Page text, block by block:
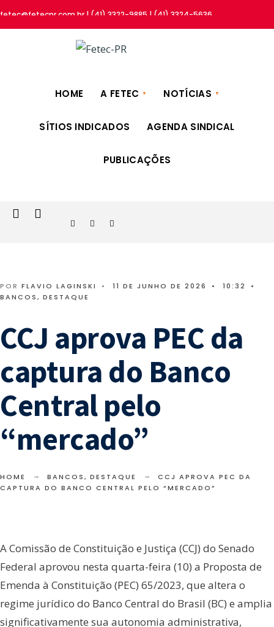
fetec@fetecpr.com.br | (41) 3322-9885 | (41) 3324-5636
HOME A FETEC NOTÍCIAS
SÍTIOS INDICADOS AGENDA SINDICAL
PUBLICAÇÕES
POR FLAVIO LAGINSKI • 11 DE JUNHO DE 2026 • 10:32
•
BANCOS, DESTAQUE
CCJ aprova PEC da
captura do Banco
Central pelo
“mercado”
HOME BANCOS, DESTAQUE
CCJ APROVA PEC DA
CAPTURA DO BANCO CENTRAL PELO “MERCADO”
A Comissão de Constituição e Justiça (CCJ) do Senado
Federal aprovou nesta quarta-feira (10) a Proposta de
Emenda à Constituição (PEC) 65/2023, que altera o
regime jurídico do Banco Central do Brasil (BC) e amplia
significativamente sua autonomia administrativa,